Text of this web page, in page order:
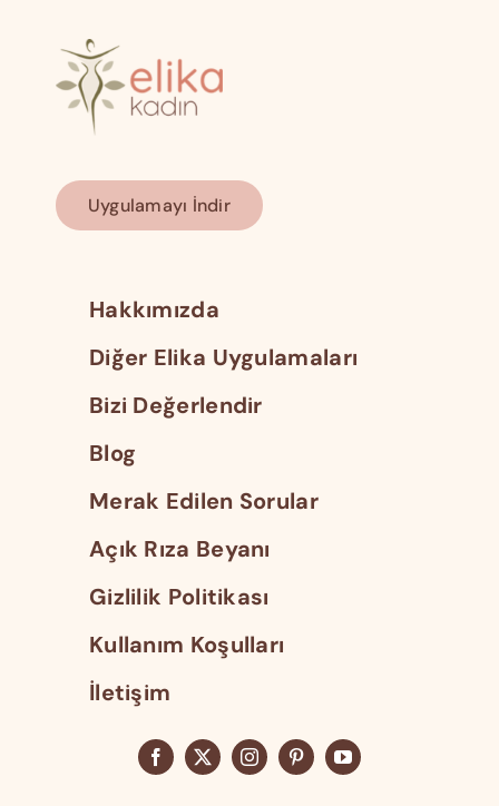
Uygulamayı İndir
Hakkımızda
Diğer Elika Uygulamaları
Bizi Değerlendir
Blog
Merak Edilen Sorular
Açık Rıza Beyanı
Gizlilik Politikası
Kullanım Koşulları
İletişim